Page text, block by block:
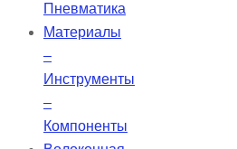
Пневматика
Материалы
–
Инструменты
–
Компоненты